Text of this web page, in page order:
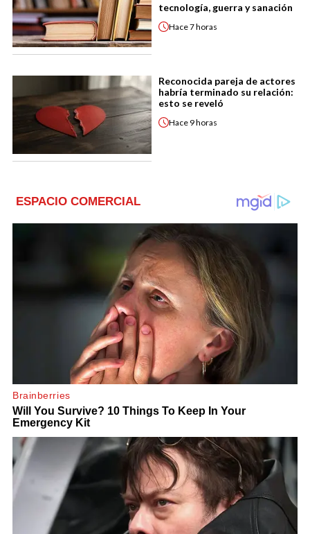
tecnología, guerra y sanación
Hace7 horas
Reconocida pareja de actores
habría terminado su relación:
esto se reveló
Hace 9 horas